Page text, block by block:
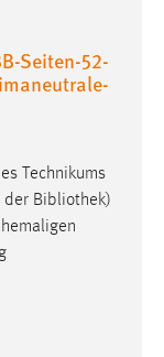
Seiten-52-
Technikums
der Bibliothek)